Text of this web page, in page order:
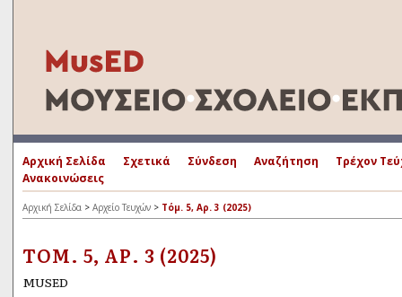
Αρχική Σελίδα Σχετικά Σύνδεση Αναζήτηση
Τρέχον
Ανακοινώσεις
Αρχική Σελίδα > Αρχείο Τευχών > Τόμ. 5, Αρ. 3 (2025)
ΤΌΜ. 5, ΑΡ. 3 (2025)
MUSED